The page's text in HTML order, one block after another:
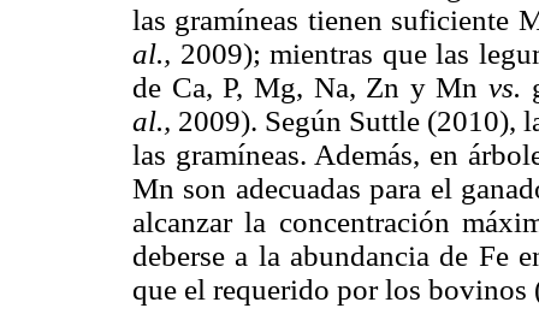
las gramíneas tienen suficiente
al., 2009); mientras que las
de Ca, P, Mg, Na, Zn y Mnvs.
al., 2009). Según Suttle (2010),
las gramíneas. Además, en
Mn son adecuadas para el
alcanzar la concentración
deberse a la abundancia de Fe
que el requerido por los bovinos